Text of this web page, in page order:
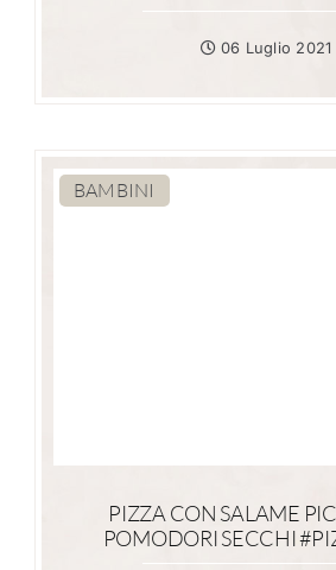
06 Luglio 2021
BAMBINI
PIZZA CON SALAME
POMODORI SECCHI